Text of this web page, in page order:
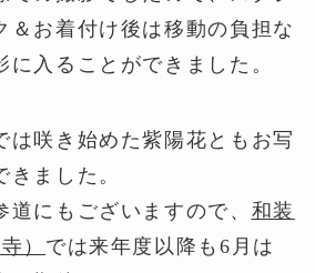
＆お着付け後は移動の負担な
に入ることができました。
は咲き始めた紫陽花ともお写
ました。
にもございますので、 和装
） では来年度以降も6月は